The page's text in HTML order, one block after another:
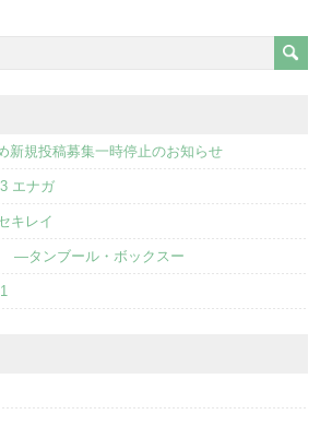
新規投稿募集一時停止のお知らせ
エナガ
キレイ
―タンブール・ボックスー